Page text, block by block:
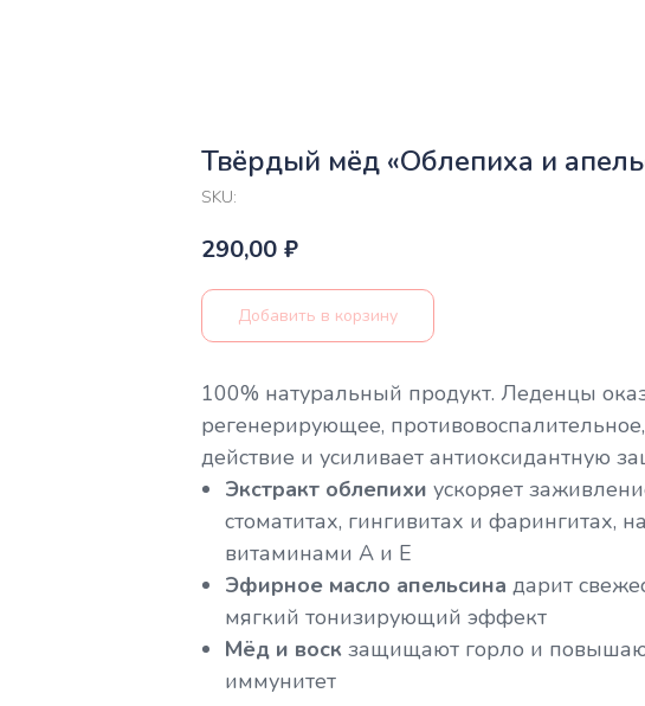
Твёрдый мёд «Облепиха и
SKU:
290,00 ₽
Добавить в корзину
100% натуральный продукт. Леденцы
регенерирующее,
действие и усиливает антиоксидантную
Экстракт облепихи ускоряет
стоматитах, гингивитах и фарингитах,
витаминами А и Е
Эфирное масло апельсина дарит
мягкий тонизирующий эффект
Мёд и воск защищают горло и
иммунитет